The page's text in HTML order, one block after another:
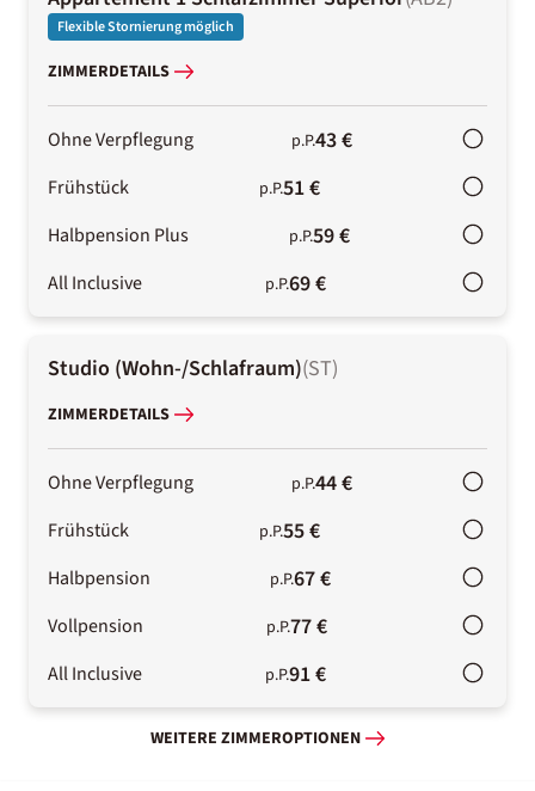
Flexible Stornierung möglich
ZIMMERDETAILS
Ohne Verpflegung p.P.43 €
Frühstück p.P.51 €
Halbpension Plus p.P.59 €
All Inclusive p.P.69 €
Studio (Wohn-/Schlafraum)(ST)
ZIMMERDETAILS
Ohne Verpflegung p.P.44 €
Frühstück p.P.55 €
Halbpension p.P.67 €
Vollpension p.P.77 €
All Inclusive p.P.91 €
WEITERE ZIMMEROPTIONEN